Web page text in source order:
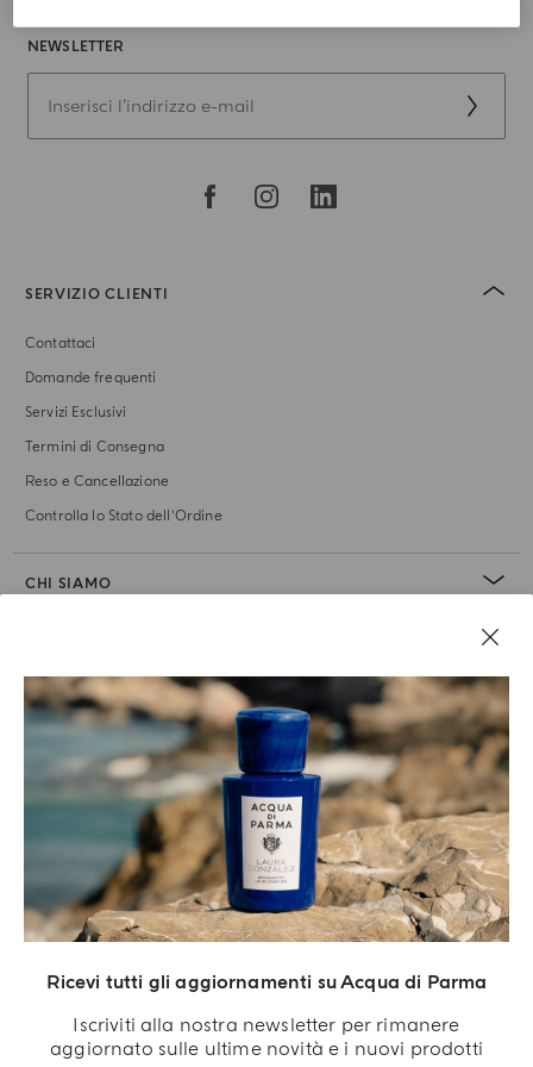
Ricevi tutti gli aggiornamenti su Acqua di Parma
Iscriviti alla nostra newsletter per rimanere
aggiornato sulle ultime novità e i nuovi prodotti
NEWSLETTER
SERVIZIO CLIENTI
Contattaci
Domande frequenti
Servizi Esclusivi
Termini di Consegna
Reso e Cancellazione
Controlla lo Stato dell'Ordine
CHI SIAMO